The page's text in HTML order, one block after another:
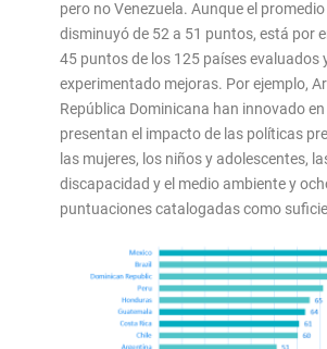
pero no Venezuela. Aunque el promedio
disminuyó de 52 a 51 puntos, está por
45 puntos de los 125 países evaluados
experimentado mejoras. Por ejemplo,
República Dominicana han innovado
presentan el impacto de las políticas
las mujeres, los niños y adolescentes,
discapacidad y el medio ambiente y
puntuaciones catalogadas como